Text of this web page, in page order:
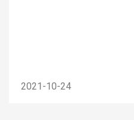
2021-10-24